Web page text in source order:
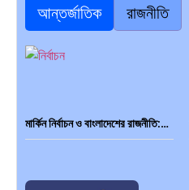
আন্তর্জাতিক রাজনীতি
মার্কিন নির্বাচন ও বাংলাদেশের রাজনীতি:…